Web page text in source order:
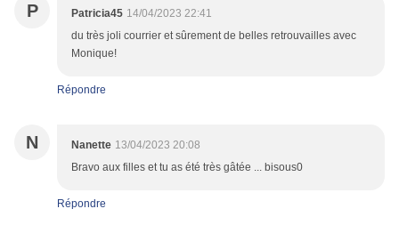
P Patricia45 14/04/2023 22:41
du très joli courrier et sûrement de belles retrouvailles avec
Monique!
Répondre
N Nanette 13/04/2023 20:08
Bravo aux filles et tu as été très gâtée ... bisous0
Répondre